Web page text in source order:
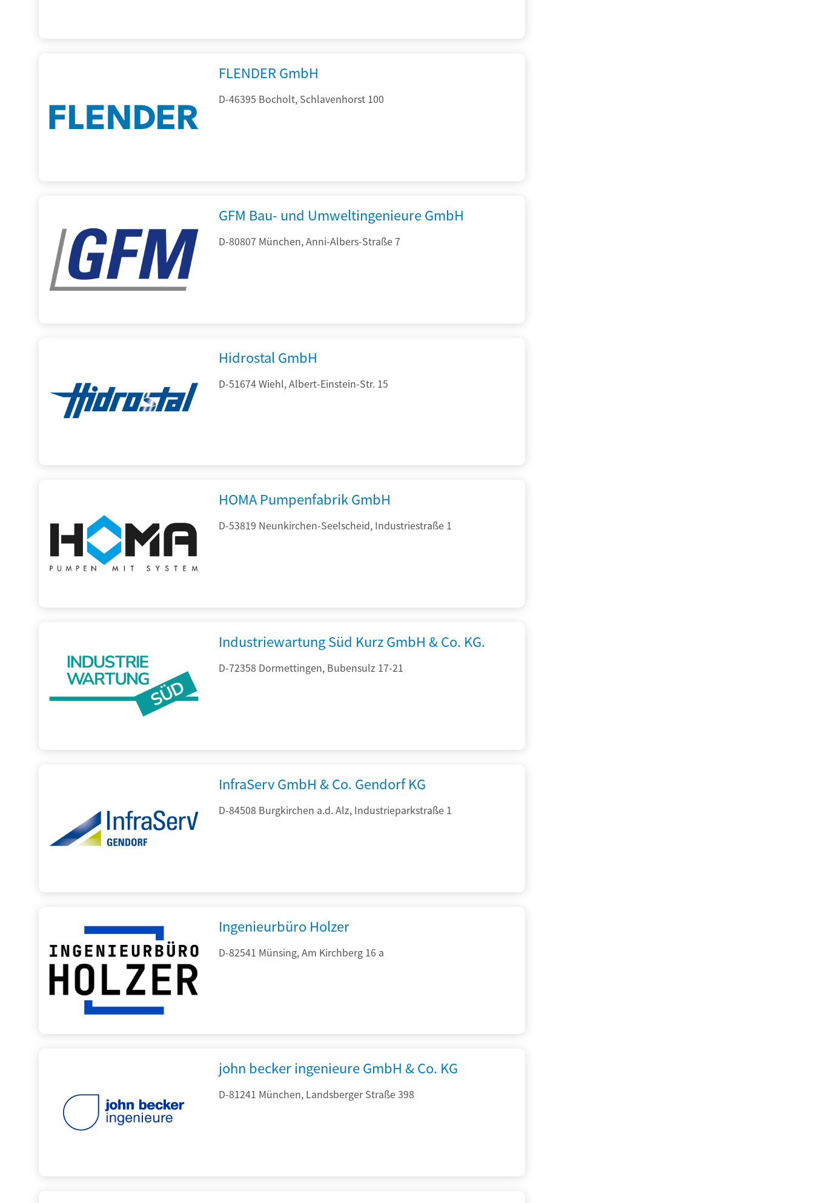
FLENDER GmbH
D-46395 Bocholt, Schlavenhorst 100
GFM Bau- und Umweltingenieure GmbH
D-80807 München, Anni-Albers-Straße 7
Hidrostal GmbH
D-51674 Wiehl, Albert-Einstein-Str. 15
HOMA Pumpenfabrik GmbH
D-53819 Neunkirchen-Seelscheid, Industriestraße 1
Industriewartung Süd Kurz GmbH & Co. KG.
D-72358 Dormettingen, Bubensulz 17-21
InfraServ GmbH & Co. Gendorf KG
D-84508 Burgkirchen a.d. Alz, Industrieparkstraße 1
Ingenieurbüro Holzer
D-82541 Münsing, Am Kirchberg 16 a
john becker ingenieure GmbH & Co. KG
D-81241 München, Landsberger Straße 398